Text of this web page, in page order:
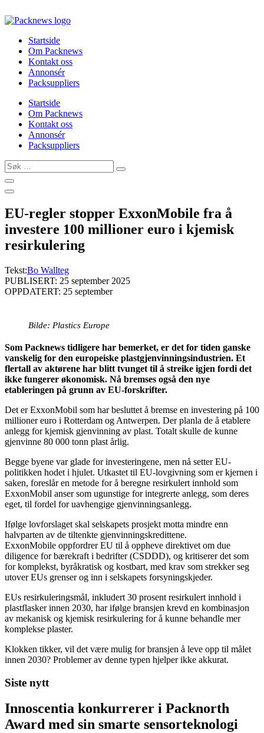
to
Startside
Om Packnews
Kontakt oss
Annonsér
Packsuppliers
Startside
Om Packnews
Kontakt oss
Annonsér
Packsuppliers
Søk
…
EU-regler stopper ExxonMobile fra å
investere 100 millioner euro i kjemisk
resirkulering
Tekst:Bo Wallteg
PUBLISERT: 25 september 2025
OPPDATERT: 25 september
Bilde: Plastics Europe
Som Packnews tidligere har bemerket, er det for tiden ganske
vanskelig for den europeiske plastgjenvinningsindustrien. Et
flertall av aktørene har blitt tvunget til å streike igjen fordi det
ikke fungerer økonomisk. Nå bremses også den nye
etableringen på grunn av EU-forskrifter.
Det er ExxonMobil som har besluttet å bremse en investering på 100
millioner euro i Rotterdam og Antwerpen. Der planla de å etablere
anlegg for kjemisk gjenvinning av plast. Totalt skulle de kunne
gjenvinne 80 000 tonn plast årlig.
Begge byene var glade for investeringene, men nå setter EU-
politikken hodet i hjulet. Utkastet til EU-lovgivning som er kjernen i
saken, foreslår en metode for å beregne resirkulert innhold som
ExxonMobil anser som ugunstige for integrerte anlegg, som deres
eget, til fordel for uavhengige gjenvinningsanlegg.
Ifølge lovforslaget skal selskapets prosjekt motta mindre enn
halvparten av de tiltenkte gjenvinningskredittene.
ExxonMobile oppfordrer EU til å oppheve direktivet om due
diligence for bærekraft i bedrifter (CSDDD), og kritiserer det som
for komplekst, byråkratisk og kostbart, med krav som strekker seg
utover EUs grenser og inn i selskapets forsyningskjeder.
EUs resirkuleringsmål, inkludert 30 prosent resirkulert innhold i
plastflasker innen 2030, har ifølge bransjen krevd en kombinasjon
av mekanisk og kjemisk resirkulering for å kunne behandle mer
komplekse plaster.
Klokken tikker, vil det være mulig for bransjen å leve opp til målet
innen 2030? Problemer av denne typen hjelper ikke akkurat.
Siste nytt
Innoscentia konkurrerer i Packnorth
Award med sin smarte sensorteknologi